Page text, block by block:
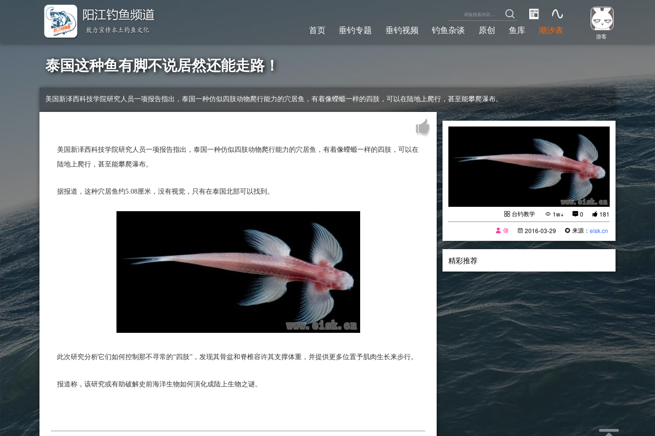
游客
首页 垂钓专题 垂钓视频 钓鱼杂谈 原创 鱼库 潮汐表
泰国这种鱼有脚不说居然还能走路！
美国新泽西科技学院研究人员一项报告指出，泰国一种仿似四肢动物爬行能力的穴居鱼，有着像蠑螈一样的四肢，可以在陆地上爬行，甚至能攀爬瀑布。
美国新泽西科技学院研究人员一项报告指出，泰国一种仿似四肢动物爬行能力的穴居鱼，有着像蠑螈一样的四肢，可以在
陆地上爬行，甚至能攀爬瀑布。
据报道，这种穴居鱼约5.08厘米，没有视觉，只有在泰国北部可以找到。
此次研究分析它们如何控制那不寻常的“四肢”，发现其骨盆和脊椎容许其支撑体重，并提供更多位置予肌肉生长来步行。
报道称，该研究或有助破解史前海洋生物如何演化成陆上生物之谜。
台钓教学 1w+ 0
181
偉
2016-03-29 来源：eisk.cn
精彩推荐